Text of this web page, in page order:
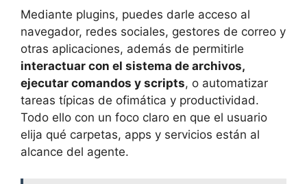
Mediante plugins, puedes darle acceso al
navegador, redes sociales, gestores de correo y
otras aplicaciones, además de permitirle
interactuar con el sistema de archivos,
ejecutar comandos y scripts, o automatizar
tareas típicas de ofimática y productividad.
Todo ello con un foco claro en que el usuario
elija qué carpetas, apps y servicios están al
alcance del agente.